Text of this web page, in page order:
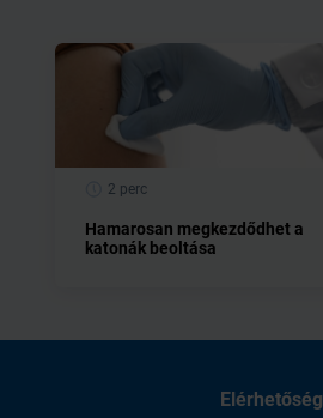
2 perc
Hamarosan megkezdődhet a
katonák beoltása
Elérhetőség